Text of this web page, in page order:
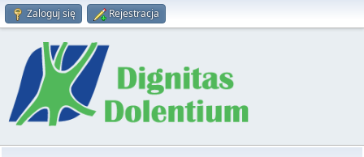
Zaloguj się Rejestracja